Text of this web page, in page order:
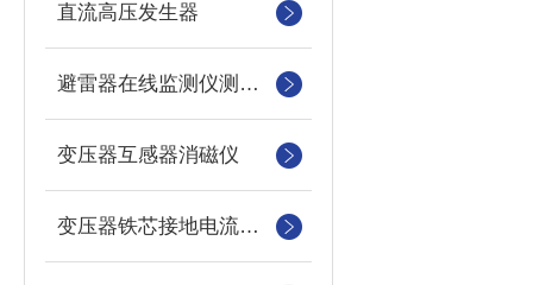
直流高压发生器
避雷器在线监测仪测试仪
变压器互感器消磁仪
变压器铁芯接地电流测试仪